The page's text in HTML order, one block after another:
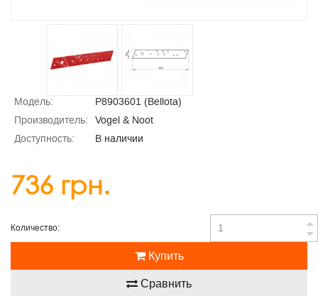
Модель:
P8903601 (Bellota)
Производитель:
Vogel & Noot
Доступность:
В наличии
736 грн.
Количество:
Купить
Сравнить